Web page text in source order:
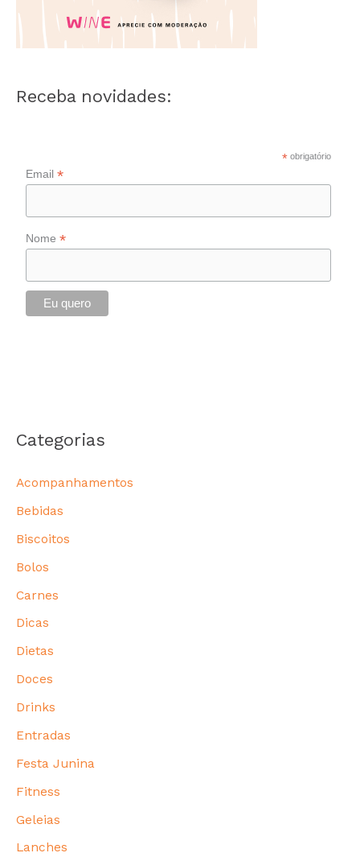
Receba novidades:
* obrigatório
Email*
Nome*
Categorias
Acompanhamentos
Bebidas
Biscoitos
Bolos
Carnes
Dicas
Dietas
Doces
Drinks
Entradas
Festa Junina
Fitness
Geleias
Lanches